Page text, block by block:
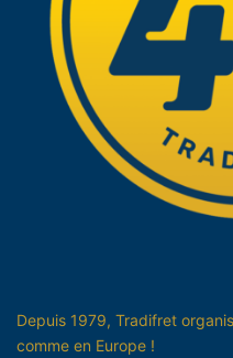
Depuis 1979, Tradifret
comme en Europe !